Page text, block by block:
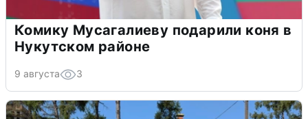
Комику Мусагалиеву подарили коня в
Нукутском районе
9 августа 3